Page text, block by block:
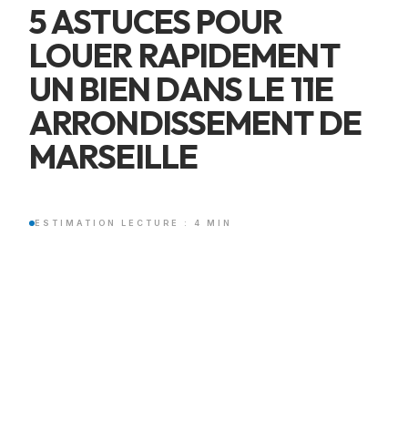
5 ASTUCES POUR
LOUER RAPIDEMENT
UN BIEN DANS LE 11E
ARRONDISSEMENT DE
MARSEILLE
ESTIMATION LECTURE : 4 MIN